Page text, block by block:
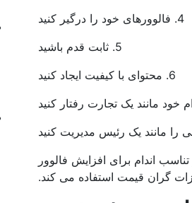
4. فالوورهای خود را درگیر کنید
5. ثابت قدم باشید
6. محتوای با کیفیت ایجاد کنید
اندام برای افزایش فالوور